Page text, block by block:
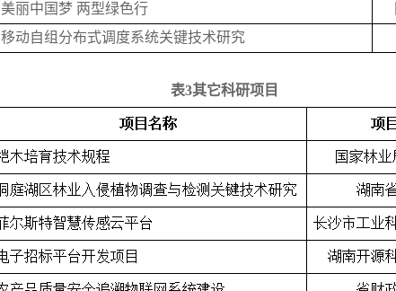
美丽中国梦 两型绿色行
移动自组分布式调度系统关键技术研究
表3其它科研项目